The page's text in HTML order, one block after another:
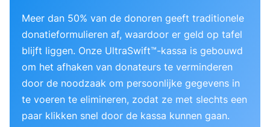
Meer dan 50% van de donoren geeft traditionele
donatieformulieren af, waardoor er geld op tafel
blijft liggen. Onze UltraSwift™-kassa is gebouwd
om het afhaken van donateurs te verminderen
door de noodzaak om persoonlijke gegevens in
te voeren te elimineren, zodat ze met slechts een
paar klikken snel door de kassa kunnen gaan.